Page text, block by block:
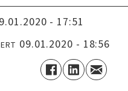
09.01.2020 - 17:51
09.01.2020 - 18:56